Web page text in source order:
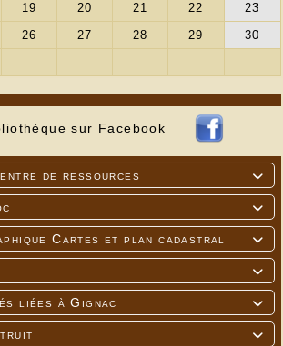
sur Facebook

de ressources


Cartes et plan cadastral


liées à Gignac
